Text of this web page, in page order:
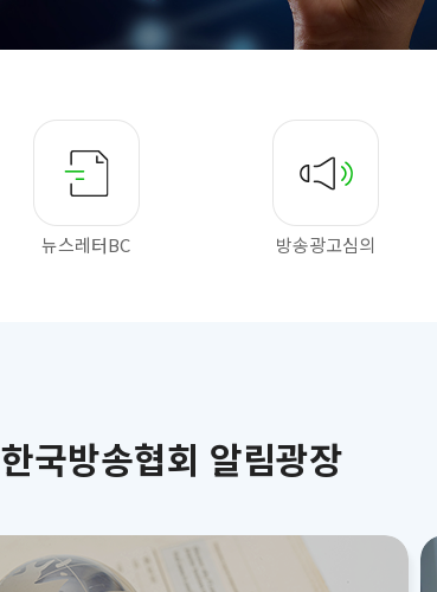
뉴스레터BC 방송광고심의
한국방송협회 알림광장